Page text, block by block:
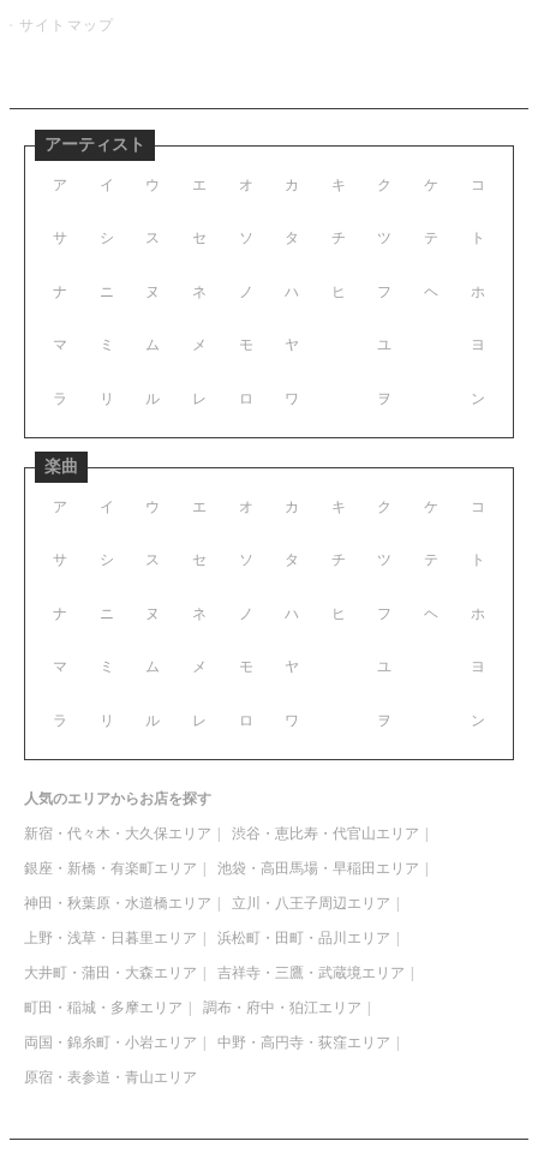
サイトマップ
アーティスト
ア イ ウ エ オ
サ シ ス セ ソ
ナ ニ ヌ ネ ノ
マ ミ ム メ モ
ラ リ ル レ ロ
カ キ ク ケ コ
タ チ ツ テ ト
ハ ヒ フ ヘ ホ
ヤ ユ ヨ
ワ ヲ ン
楽曲
ア イ ウ エ オ
サ シ ス セ ソ
ナ ニ ヌ ネ ノ
マ ミ ム メ モ
ラ リ ル レ ロ
カ キ ク ケ コ
タ チ ツ テ ト
ハ ヒ フ ヘ ホ
ヤ ユ ヨ
ワ ヲ ン
人気のエリアからお店を探す
新宿・代々木・大久保エリア 渋谷・恵比寿・代官山エリア
銀座・新橋・有楽町エリア 池袋・高田馬場・早稲田エリア
神田・秋葉原・水道橋エリア 立川・八王子周辺エリア
上野・浅草・日暮里エリア 浜松町・田町・品川エリア
大井町・蒲田・大森エリア 吉祥寺・三鷹・武蔵境エリア
町田・稲城・多摩エリア 調布・府中・狛江エリア
両国・錦糸町・小岩エリア 中野・高円寺・荻窪エリア
原宿・表参道・青山エリア